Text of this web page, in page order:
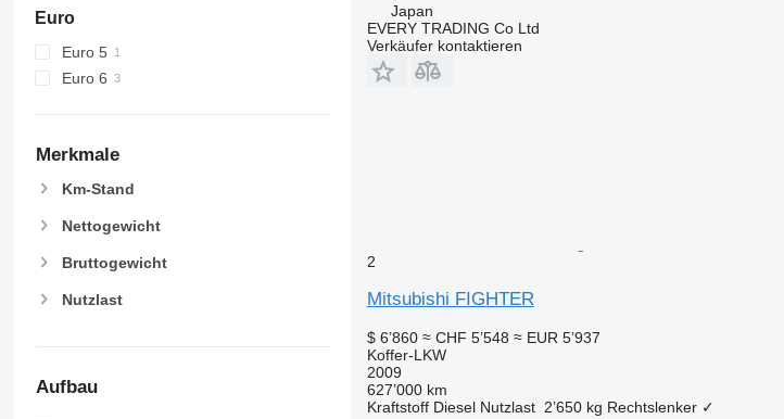
Euro
Euro 5
Euro 6
Merkmale
Km-Stand
Nettogewicht
Bruttogewicht
Nutzlast
Aufbau
Japan
EVERY TRADING Co Ltd
Verkäufer kontaktieren
2
Mitsubishi FIGHTER
$ 6’860 ≈ CHF 5’548 ≈ EUR 5’937
Koffer-LKW
2009
627’000 km
Kraftstoff Diesel Nutzlast 2’650 kg Rechtslenker ✓